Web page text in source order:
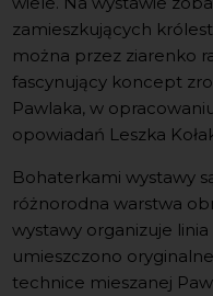
zamieszkujących
można przez ziarenko
fascynujący koncept
Pawlaka, w
opowiadań Leszka
Bohaterkami wystawy
różnorodna warstwa
wystawy organizuje
umieszczono
technice mieszanej